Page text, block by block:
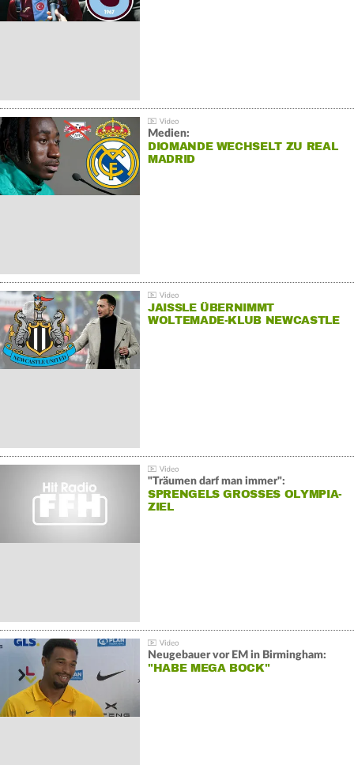
Medien:
DIOMANDE WECHSELT ZU REAL
MADRID
JAISSLE ÜBERNIMMT
WOLTEMADE-KLUB NEWCASTLE
"Träumen darf man immer":
SPRENGELS GROSSES OLYMPIA-Z
IEL
Neugebauer vor EM in Birmingham:
"HABE MEGA BOCK"